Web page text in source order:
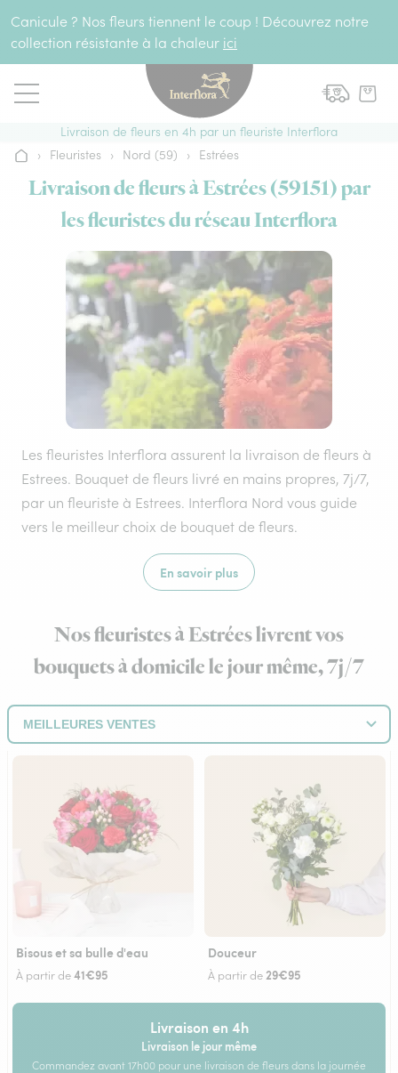
Canicule ? Nos fleurs tiennent le coup ! Découvrez notre
collection résistante à la chaleur ici
Livraison de fleurs en 4h par un fleuriste Interflora
Accueil
› Fleuristes › Nord (59) › Estrées
Livraison de fleurs à Estrées (59151) par
les fleuristes du réseau Interflora
Les fleuristes Interflora assurent la livraison de fleurs à
Estrees. Bouquet de fleurs livré en mains propres, 7j/7,
par un fleuriste à Estrees. Interflora Nord vous guide
vers le meilleur choix de bouquet de fleurs.
En savoir plus
Nos fleuristes à Estrées livrent vos
bouquets à domicile le jour même, 7j/7
Bisous et sa bulle d'eau
À partir de41€95
Douceur
À partir de 29€95
Livraison en 4h
Livraison le jour même
Commandez avant 17h00 pour une livraison de fleurs dans la journée